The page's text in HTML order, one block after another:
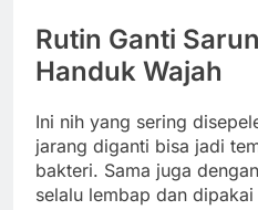
Rutin Ganti
Handuk Wajah
Ini nih yang sering
jarang diganti bisa jadi
bakteri. Sama juga
selalu lembap dan